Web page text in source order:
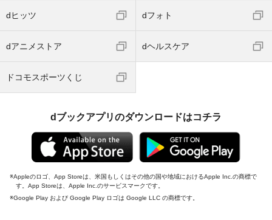
dヒッツ dフォト
dアニメストア dヘルスケア
ドコモスポーツくじ
dブックアプリのダウンロードはコチラ
Appleのロゴ、App Storeは、米国もしくはその他の国や地域におけるApple Inc.の商標で
す。App Storeは、Apple Inc.のサービスマークです。
Google Play および Google Play ロゴは Google LLC の商標です。